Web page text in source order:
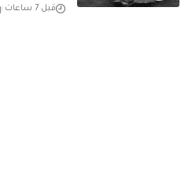
قبل 7 ساعات